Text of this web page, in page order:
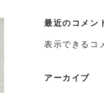
最近のコメン
表示できるコ
アーカイブ